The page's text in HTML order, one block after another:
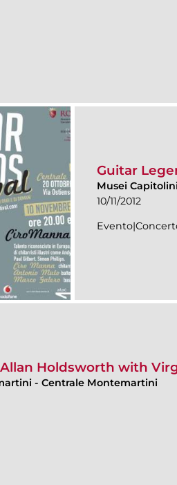
Guitar
Musei
10/11/2012
Holdsworth with
- Centrale Montemartini